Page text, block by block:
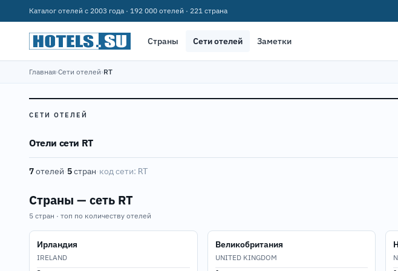
Каталог отелей с 2003 года · 192 000 отелей · 221 страна
Страны Сети отелей Заметки
Главная›Сети отелей›RT
СЕТИ ОТЕЛЕЙ
Отели сети RT
7отелей·5стран·код сети: RT
Страны — сеть RT
5 стран · топ по количеству отелей
Ирландия
IRELAND
Великобритания
UNITED KINGDOM